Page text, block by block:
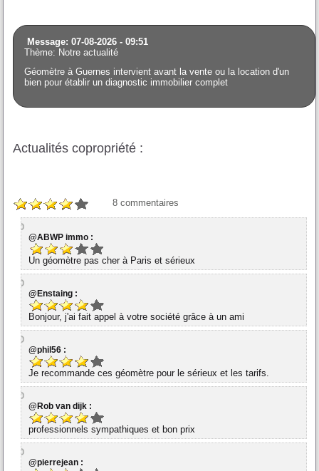
Message: 07-08-2026 - 09:51
Thème: Notre actualité
Géomètre à Guernes intervient avant la vente ou la location d'un
bien pour établir un diagnostic immobilier complet
Actualités copropriété :
8 commentaires
@ABWP immo :
Un géomètre pas cher à Paris et sérieux
@Enstaing :
Bonjour, j'ai fait appel à votre société grâce à un ami
@phil56 :
Je recommande ces géomètre pour le sérieux et les tarifs.
@Rob van dijk :
professionnels sympathiques et bon prix
@pierrejean :